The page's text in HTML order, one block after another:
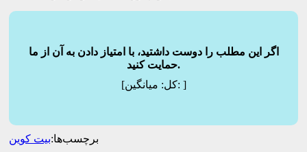
اگر این مطلب را دوست داشتید، با امتیاز دادن به آن از ما
حمایت کنید.
[کل:میانگین: ]
برچسب‌ها:بیت کوین